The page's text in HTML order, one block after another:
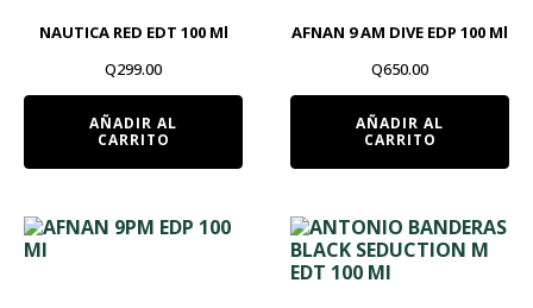
NAUTICA RED EDT 100 Ml
Q299.00
AÑADIR AL
CARRITO
AFNAN 9 AM DIVE EDP 100 Ml
Q650.00
AÑADIR AL
CARRITO